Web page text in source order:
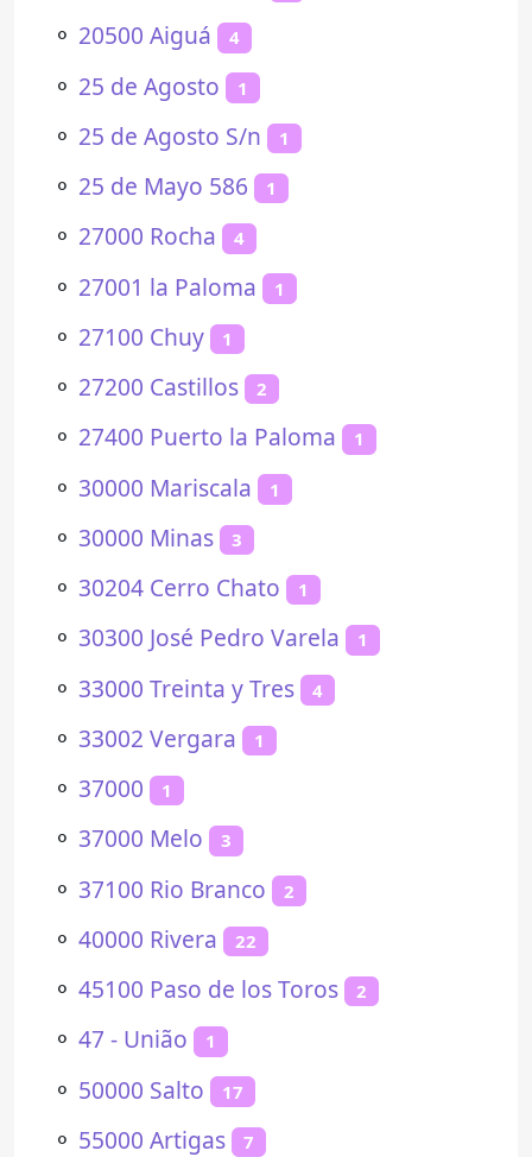
⚬ 20500 Aiguá 4
⚬ 25 de Agosto 1
⚬ 25 de Agosto S/n 1
⚬ 25 de Mayo 586 1
⚬ 27000 Rocha 4
⚬ 27001 la Paloma 1
⚬ 27100 Chuy 1
⚬ 27200 Castillos 2
⚬ 27400 Puerto la Paloma 1
⚬ 30000 Mariscala 1
⚬ 30000 Minas 3
⚬ 30204 Cerro Chato 1
⚬ 30300 José Pedro Varela 1
⚬ 33000 Treinta y Tres 4
⚬ 33002 Vergara 1
⚬ 37000 1
⚬ 37000 Melo 3
⚬ 37100 Rio Branco 2
⚬ 40000 Rivera 22
⚬ 45100 Paso de los Toros 2
⚬ 47 - União 1
⚬ 50000 Salto 17
⚬ 55000 Artigas 7